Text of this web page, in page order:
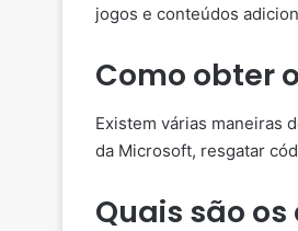
jogos e conteúdos
Como obter
Existem várias maneiras
da Microsoft, resgatar
Quais são